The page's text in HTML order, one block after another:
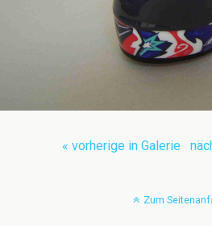
« vorherige in Galerie
Zum